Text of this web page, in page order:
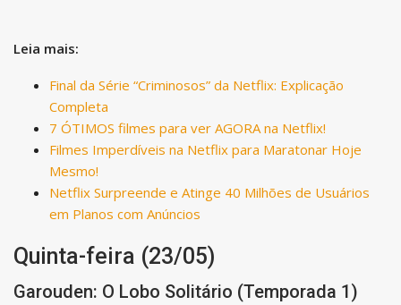
Leia mais:
Final da Série “Criminosos” da Netflix: Explicação
Completa
7 ÓTIMOS filmes para ver AGORA na Netflix!
Filmes Imperdíveis na Netflix para Maratonar Hoje
Mesmo!
Netflix Surpreende e Atinge 40 Milhões de Usuários
em Planos com Anúncios
Quinta-feira (23/05)
Garouden: O Lobo Solitário (Temporada 1)